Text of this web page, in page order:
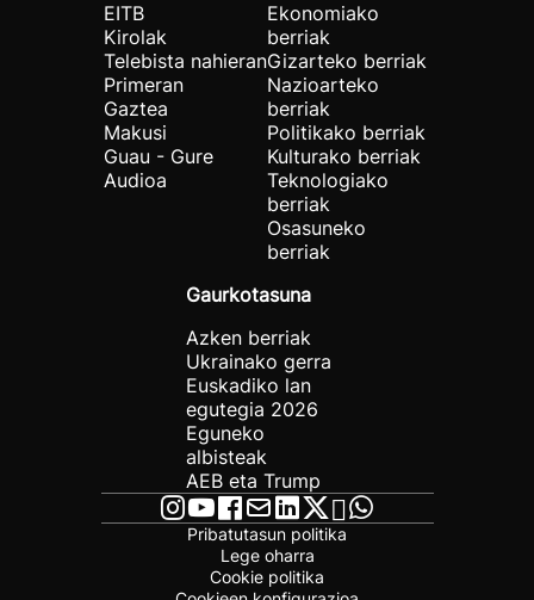
EITB
Kirolak
Telebista nahieran
Primeran
Gaztea
Makusi
Guau - Gure
Audioa
Ekonomiako
berriak
Gizarteko berriak
Nazioarteko
berriak
Politikako berriak
Kulturako berriak
Teknologiako
berriak
Osasuneko
berriak
Gaurkotasuna
Azken berriak
Ukrainako gerra
Euskadiko lan
egutegia 2026
Eguneko
albisteak
AEB eta Trump
Pribatutasun politika
Lege oharra
Cookie politika